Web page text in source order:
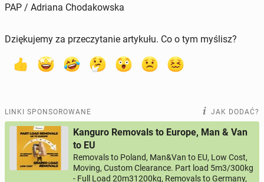
PAP / Adriana Chodakowska
Dziękujemy za przeczytanie artykułu. Co o tym myślisz?
LINKI SPONSOROWANE JAK DODAĆ?
Kanguro Removals to Europe, Man & Van
to EU
Removals to Poland, Man&Van to EU, Low Cost,
Moving, Custom Clearance. Part load 5m3/300kg
- Full Load 20m31200kg, Removals to Germany,